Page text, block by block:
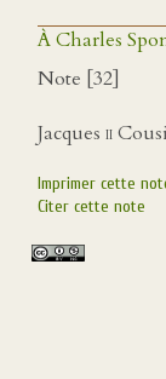
À Charles
Note [32]
Jacques ii
Imprimer cette
Citer cette note